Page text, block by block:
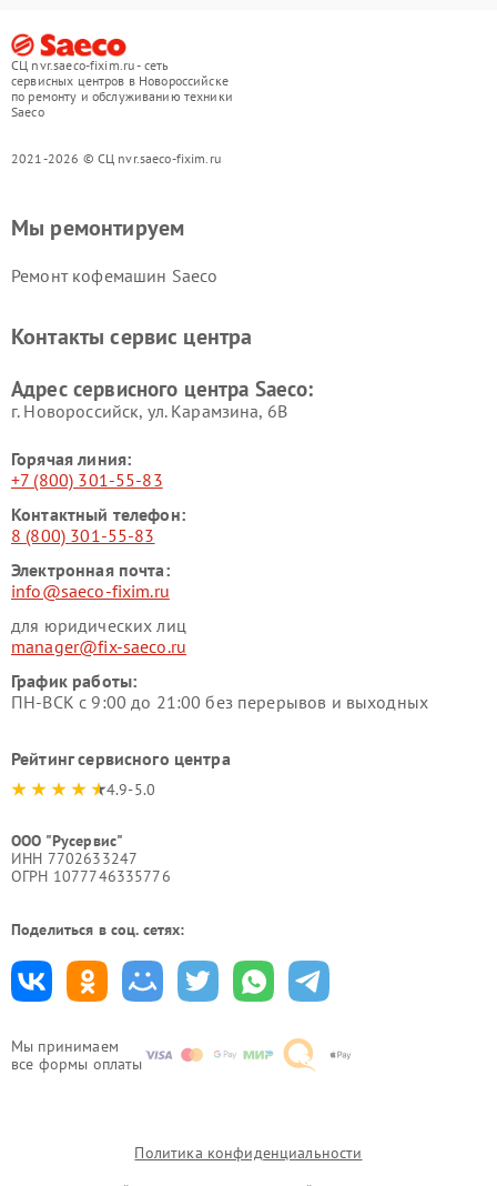
СЦ nvr.saeco-fixim.ru - сеть
сервисных центров в Новороссийске
по ремонту и обслуживанию техники
Saeco
2021-2026 © СЦ nvr.saeco-fixim.ru
Мы принимаем
все формы оплаты
Мы ремонтируем
Ремонт кофемашин Saeco
Контакты сервис центра
Адрес сервисного центра Saeco:
г. Новороссийск, ул. Карамзина, 6В
Горячая линия:
+7 (800) 301-55-83
Контактный телефон:
8 (800) 301-55-83
Электронная почта:
info@saeco-fixim.ru
для юридических лиц
manager@fix-saeco.ru
График работы:
ПН-ВСК с 9:00 до 21:00 без перерывов и выходных
Рейтинг сервисного центра
4.9-5.0
ООО "Русервис"
ИНН 7702633247
ОГРН 1077746335776
Поделиться в соц. сетях:
Политика конфиденциальности